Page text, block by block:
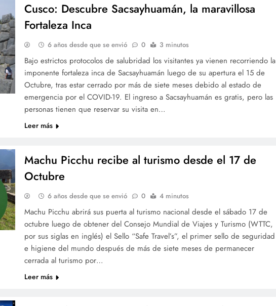
Cusco: Descubre Sacsayhuamán, la maravillosa
Fortaleza Inca
6 años desde que se envió 0 3 minutos
Bajo estrictos protocolos de salubridad los visitantes ya vienen recorriendo la
imponente fortaleza inca de Sacsayhuamán luego de su apertura el 15 de
Octubre, tras estar cerrado por más de siete meses debido al estado de
emergencia por el COVID-19. El ingreso a Sacsayhuamán es gratis, pero las
personas tienen que reservar su visita en…
Leer más
Machu Picchu recibe al turismo desde el 17 de
Octubre
6 años desde que se envió 0 4 minutos
Machu Picchu abrirá sus puerta al turismo nacional desde el sábado 17 de
octubre luego de obtener del Consejo Mundial de Viajes y Turismo (WTTC,
por sus siglas en inglés) el Sello “Safe Travel’s”, el primer sello de seguridad
e higiene del mundo después de más de siete meses de permanecer
cerrada al turismo por…
Leer más